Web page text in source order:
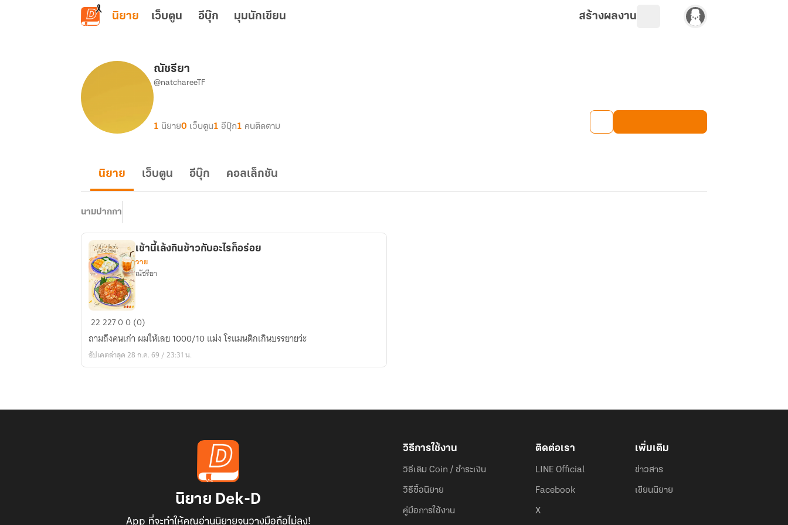
ข้ามไปยังเนื้อหาหลัก
นิยาย เว็บตูน อีบุ๊ก มุมนักเขียน สร้างผลงาน
ณัชรียา
@natchareeTF
1 นิยาย0 เว็บตูน1 อีบุ๊ก1 คนติดตาม
นิยาย เว็บตูน อีบุ๊ก คอลเล็กชัน
นามปากกา
เช้า
เล้ง
กิน
เช้านี้เล้งกินข้าวกับอะไรก็อร่อย
วาย
ณัชรียา
2222700 (0)
ถามถึงคนเก่า ผมให้เลย 1000/10 แม่ง โรแมนติกเกินบรรยายว่ะ
อัปเดตล่าสุด 28 ก.ค. 69 / 23:31 น.
นิยาย Dek-D
App ที่จะทำให้คุณอ่านนิยายจนวางมือถือไม่ลง!
วิธีการใช้งาน
วิธีเติม Coin / ชำระเงิน
วิธีซื้อนิยาย
คู่มือการใช้งาน
ติดต่อเรา
LINE Official
Facebook
X
เพิ่มเติม
ข่าวสาร
เขียนนิยาย